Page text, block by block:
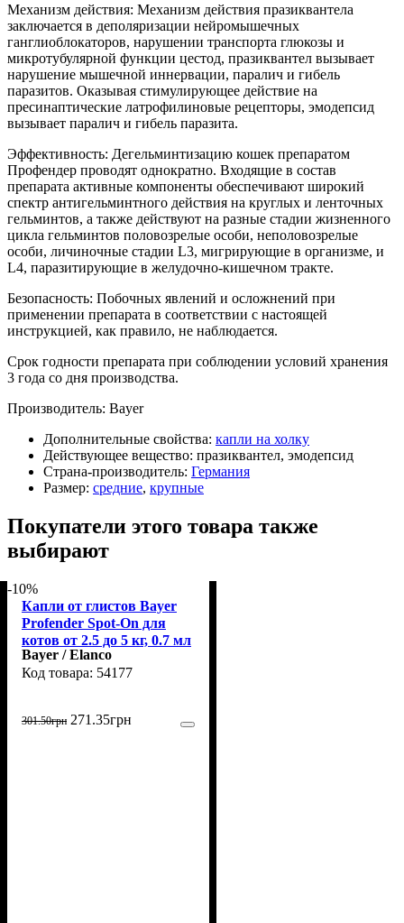
Механизм действия: Механизм действия празиквантела
заключается в деполяризации нейромышечных
ганглиоблокаторов, нарушении транспорта глюкозы и
микротубулярной функции цестод, празиквантел вызывает
нарушение мышечной иннервации, паралич и гибель
паразитов. Оказывая стимулирующее действие на
пресинаптические латрофилиновые рецепторы, эмодепсид
вызывает паралич и гибель паразита.
Эффективность: Дегельминтизацию кошек препаратом
Профендер проводят однократно. Входящие в состав
препарата активные компоненты обеспечивают широкий
спектр антигельминтного действия на круглых и ленточных
гельминтов, а также действуют на разные стадии жизненного
цикла гельминтов половозрелые особи, неполовозрелые
особи, личиночные стадии L3, мигрирующие в организме, и
L4, паразитирующие в желудочно-кишечном тракте.
Безопасность: Побочных явлений и осложнений при
применении препарата в соответствии с настоящей
инструкцией, как правило, не наблюдается.
Срок годности препарата при соблюдении условий хранения
3 года со дня производства.
Производитель: Bayer
Дополнительные свойства: капли на холку
Действующее вещество: празиквантел, эмодепсид
Страна-производитель: Германия
Размер: средние, крупные
Покупатели этого товара также
выбирают
-10%
Капли от глистов Bayer
Profender Spot-On для
котов от 2.5 до 5 кг, 0.7 мл
1 пипетка
Bayer / Elanco
54177
301.50грн 271 .35грн